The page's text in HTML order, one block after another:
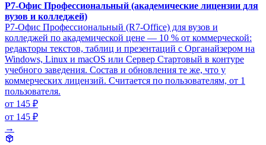
Р7-Офис Профессиональный (академические лицензии для
вузов и колледжей)
Р7-Офис Профессиональный (R7-Office) для вузов и
колледжей по академической цене — 10 % от коммерческой:
редакторы текстов, таблиц и презентаций с Органайзером на
Windows, Linux и macOS или Сервер Стартовый в контуре
учебного заведения. Состав и обновления те же, что у
коммерческих лицензий. Считается по пользователям, от 1
пользователя.
от 145 ₽
от 145 ₽
→